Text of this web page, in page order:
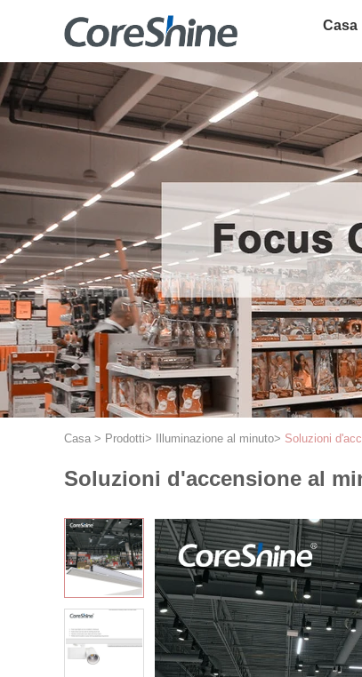
Casa
Casa > Prodotti> Illuminazione al minuto> Soluzioni
Soluzioni d'accensione al